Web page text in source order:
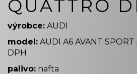
QUATTRO
výrobce: AUDI
model: AUDI A6 AVANT
DPH
palivo: nafta